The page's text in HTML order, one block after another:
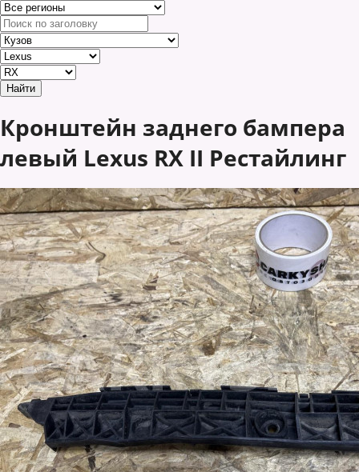
Кронштейн заднего бампера
левый Lexus RX II Рестайлинг